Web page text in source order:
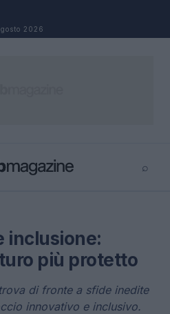
2026
⌕
inclusione:
più protetto
di fronte a sfide inedite
innovativo e inclusivo.